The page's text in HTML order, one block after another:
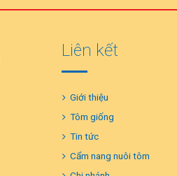
Liên kết
Giới thiệu
Tôm giống
Tin tức
Cẩm nang nuôi tôm